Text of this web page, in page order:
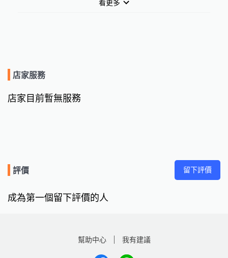
看更多
店家服務
店家目前暫無服務
評價 留下評價
成為第一個留下評價的人
幫助中心 我有建議